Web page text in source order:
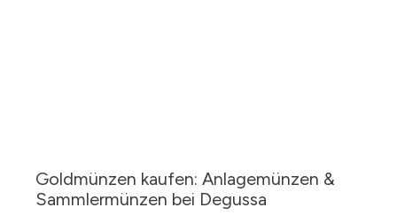
Goldmünzen kaufen: Anlagemünzen &
Sammlermünzen bei Degussa